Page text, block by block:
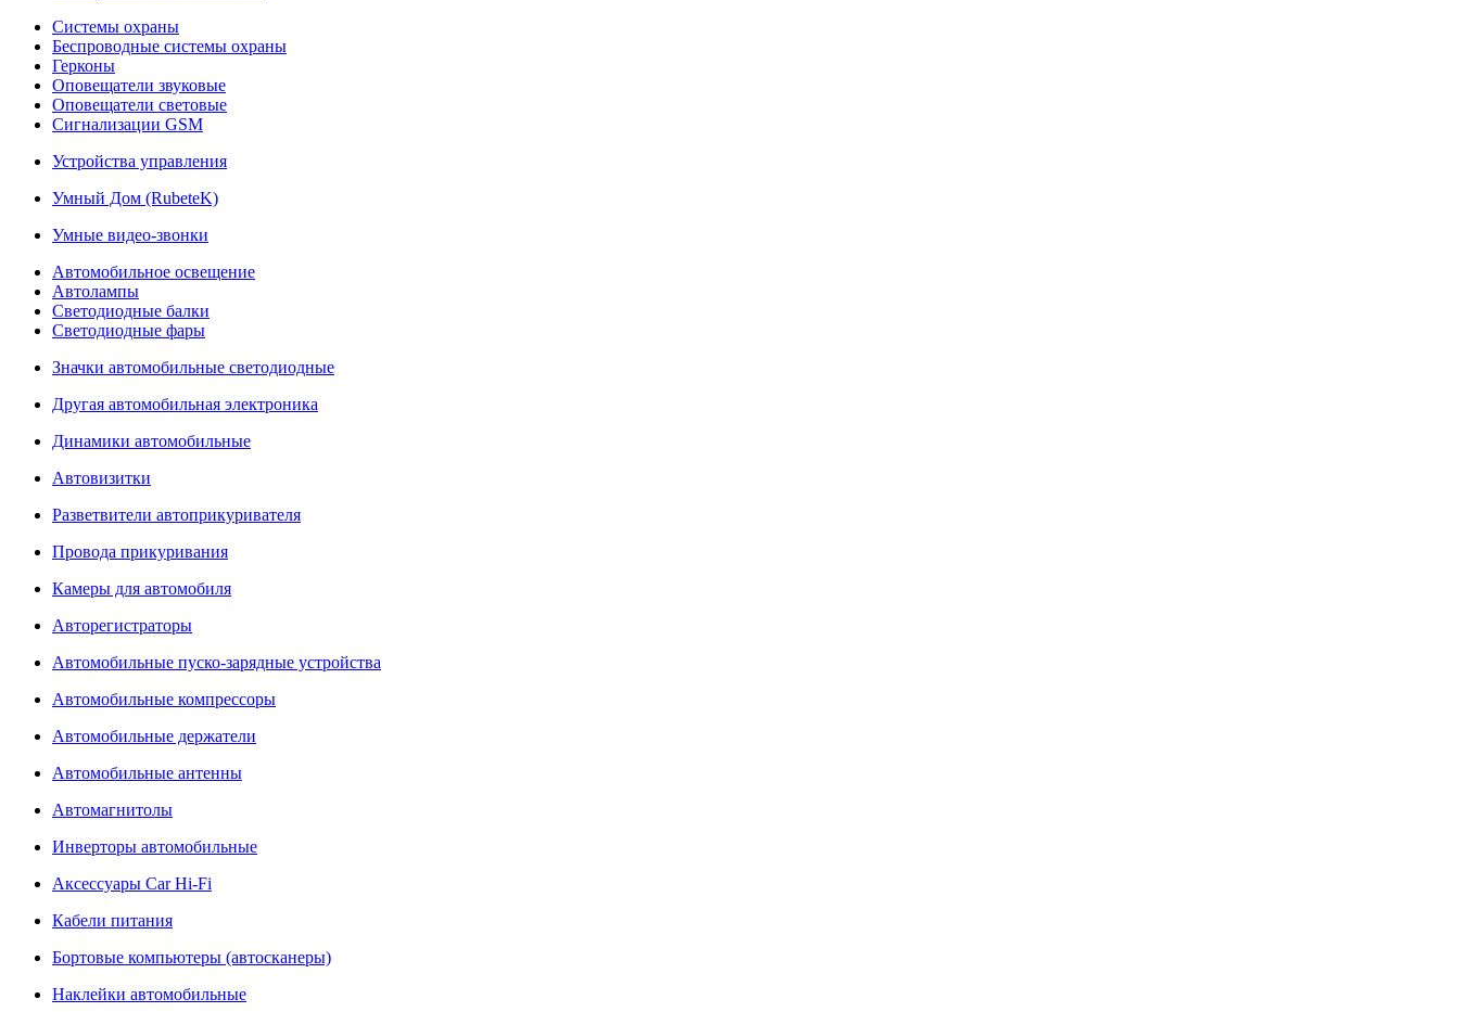
Системы охраны
Беспроводные системы охраны
Герконы
Оповещатели звуковые
Оповещатели световые
Сигнализации GSM
Устройства управления
Умный Дом (RubeteK)
Умные видео-звонки
Автомобильное освещение
Автолампы
Светодиодные балки
Светодиодные фары
Значки автомобильные светодиодные
Другая автомобильная электроника
Динамики автомобильные
Автовизитки
Разветвители автоприкуривателя
Провода прикуривания
Камеры для автомобиля
Авторегистраторы
Автомобильные пуско-зарядные устройства
Автомобильные компрессоры
Автомобильные держатели
Автомобильные антенны
Автомагнитолы
Инверторы автомобильные
Аксессуары Car Hi-Fi
Кабели питания
Бортовые компьютеры (автосканеры)
Наклейки автомобильные